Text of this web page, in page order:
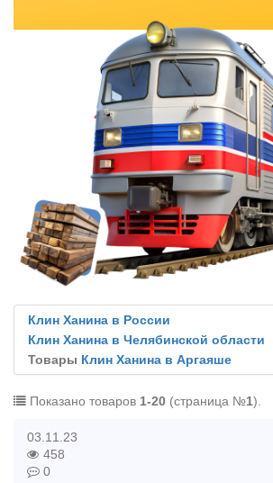
Клин Ханина в России
Клин Ханина в Челябинской области
Товары Клин Ханина в Аргаяше
Показано товаров 1-20 (страница №1).
03.11.23
458
0